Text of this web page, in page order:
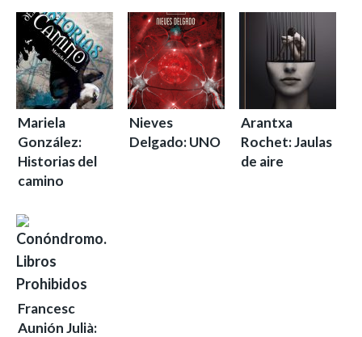
Mariela
González:
Historias del
camino
Nieves
Delgado: UNO
Arantxa
Rochet: Jaulas
de aire
Francesc
Aunión Julià: